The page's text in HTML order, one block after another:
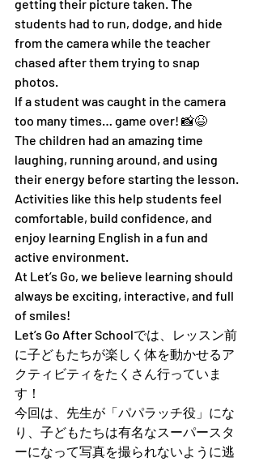
getting their picture taken. The
students had to run, dodge, and hide
from the camera while the teacher
chased after them trying to snap
photos.
If a student was caught in the camera
too many times… game over! 📸😆
The children had an amazing time
laughing, running around, and using
their energy before starting the lesson.
Activities like this help students feel
comfortable, build confidence, and
enjoy learning English in a fun and
active environment.
At Let’s Go, we believe learning should
always be exciting, interactive, and full
of smiles!
Let’s Go After Schoolでは、レッスン前
に子どもたちが楽しく体を動かせるア
クティビティをたくさん行っていま
す！
今回は、先生が「パパラッチ役」にな
り、子どもたちは有名なスーパースタ
ーになって写真を撮られないように逃